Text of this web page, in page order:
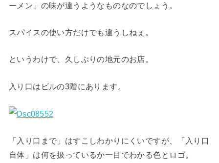
ーメン」の味が違うようなものなのでしょう。
スパイスの使い方だけでも違うしねぇ。
というわけで、久しぶりの地元のお店。
入り口はビルの3階にあります。
「入り口まで」はすこしわかりにくいですが、「入り口
自体」は何を扱っているか一目でわかる色とロゴ。